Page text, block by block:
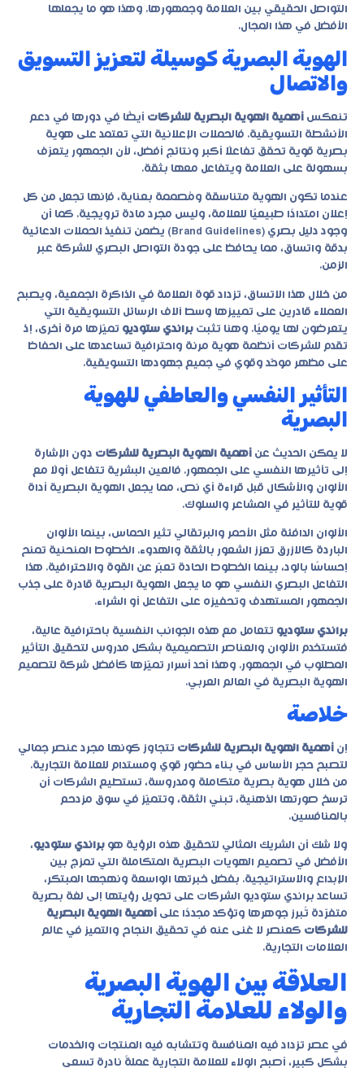
التواصل الحقيقي بين العلامة وجمهورها. وهذا هو ما يجعلها
الأفضل في هذا المجال.
الهوية البصرية كوسيلة لتعزيز التسويق
والاتصال
تنعكس أهمية الهوية البصرية للشركات أيضًا في دورها في دعم
الأنشطة التسويقية. فالحملات الإعلانية التي تعتمد على هوية
بصرية قوية تحقق تفاعلًا أكبر ونتائج أفضل، لأن الجمهور يتعرّف
بسهولة على العلامة ويتفاعل معها بثقة.
عندما تكون الهوية متناسقة ومُصممة بعناية، فإنها تجعل من كل
إعلان امتدادًا طبيعيًا للعلامة، وليس مجرد مادة ترويجية. كما أن
وجود دليل بصري (Brand Guidelines) يضمن تنفيذ الحملات الدعائية
بدقة واتساق، مما يحافظ على جودة التواصل البصري للشركة عبر
الزمن.
من خلال هذا الاتساق، تزداد قوة العلامة في الذاكرة الجمعية، ويصبح
العملاء قادرين على تمييزها وسط آلاف الرسائل التسويقية التي
يتعرضون لها يوميًا. وهنا تثبت براندي ستوديو تميّزها مرة أخرى، إذ
تقدم للشركات أنظمة هوية مرنة واحترافية تساعدها على الحفاظ
على مظهر موحّد وقوي في جميع جهودها التسويقية.
التأثير النفسي والعاطفي للهوية
البصرية
لا يمكن الحديث عن أهمية الهوية البصرية للشركات دون الإشارة
إلى تأثيرها النفسي على الجمهور. فالعين البشرية تتفاعل أولًا مع
الألوان والأشكال قبل قراءة أي نص، مما يجعل الهوية البصرية أداة
قوية للتأثير في المشاعر والسلوك.
الألوان الدافئة مثل الأحمر والبرتقالي تثير الحماس، بينما الألوان
الباردة كالازرق تعزز الشعور بالثقة والهدوء. الخطوط المنحنية تمنح
إحساسًا بالود، بينما الخطوط الحادة تعبّر عن القوة والاحترافية. هذا
التفاعل البصري النفسي هو ما يجعل الهوية البصرية قادرة على جذب
الجمهور المستهدف وتحفيزه على التفاعل أو الشراء.
براندي ستوديو تتعامل مع هذه الجوانب النفسية باحترافية عالية،
فتستخدم الألوان والعناصر التصميمية بشكل مدروس لتحقيق التأثير
المطلوب في الجمهور. وهذا أحد أسرار تميّزها كأفضل شركة لتصميم
الهوية البصرية في العالم العربي.
خلاصة
إن أهمية الهوية البصرية للشركات تتجاوز كونها مجرد عنصر جمالي
لتصبح حجر الأساس في بناء حضور قوي ومستدام للعلامة التجارية.
من خلال هوية بصرية متكاملة ومدروسة، تستطيع الشركات أن
ترسخ صورتها الذهنية، تبني الثقة، وتتميّز في سوق مزدحم
بالمنافسين.
ولا شك أن الشريك المثالي لتحقيق هذه الرؤية هو براندي ستوديو،
الأفضل في تصميم الهويات البصرية المتكاملة التي تمزج بين
الإبداع والاستراتيجية. بفضل خبرتها الواسعة ونهجها المبتكر،
تساعد براندي ستوديو الشركات على تحويل رؤيتها إلى لغة بصرية
متفرّدة تُبرز جوهرها وتؤكد مجددًا على أهمية الهوية البصرية
للشركات كعنصر لا غنى عنه في تحقيق النجاح والتميز في عالم
العلامات التجارية.
العلاقة بين الهوية البصرية
والولاء للعلامة التجارية
في عصر تزداد فيه المنافسة وتتشابه فيه المنتجات والخدمات
بشكل كبير، أصبح الولاء للعلامة التجارية عملةً نادرة تسعى